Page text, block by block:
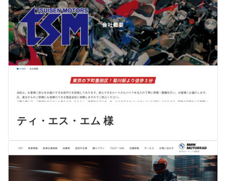
ティ・エス・エム 様